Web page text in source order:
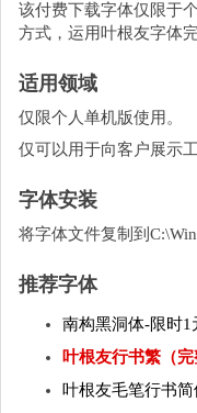
该付费下载字体仅限于
方式，运用叶根友字体
适用领域
仅限个人单机版使用。
仅可以用于向客户展示
字体安装
将字体文件复制到
推荐字体
南构黑洞体-限时1
叶根友行书繁（
叶根友毛笔行书简